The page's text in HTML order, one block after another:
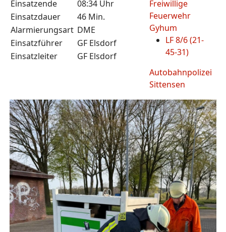
Einsatzende
08:34 Uhr
Einsatzdauer
46 Min.
Alarmierungsart DME
Einsatzführer
GF Elsdorf
Einsatzleiter
GF Elsdorf
Freiwillige
Feuerwehr
Gyhum
LF 8/6 (21-
45-31)
Autobahnpolizei
Sittensen